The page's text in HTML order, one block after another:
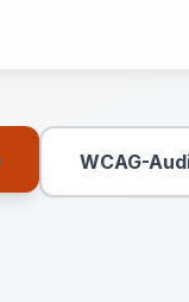
WCAG-